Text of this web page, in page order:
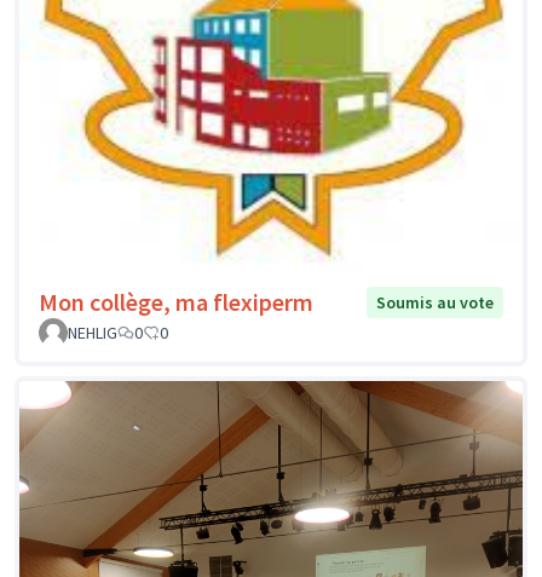
Mon collège, ma flexiperm
Soumis au vote
NEHLIG
0 0